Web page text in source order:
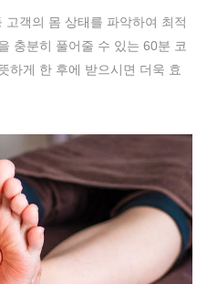
객의 몸 상태를 파악하여 최적
충분히 풀어줄 수 있는 60분 코
하게 한 후에 받으시면 더욱 효